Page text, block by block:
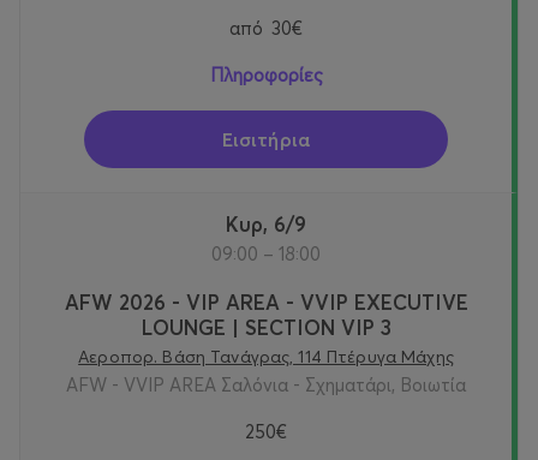
από 30€
Πληροφορίες
Εισιτήρια
Κυρ, 6/9
09:00 – 18:00
AFW 2026 - VIP AREA - VVIP EXECUTIVE
LOUNGE | SECTION VIP 3
Αεροπορ. Βάση Τανάγρας, 114 Πτέρυγα Μάχης
AFW - VVIP AREA Σαλόνια - Σχηματάρι, Βοιωτία
250€